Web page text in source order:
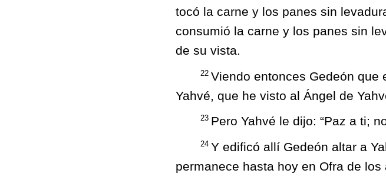
tocó la carne y los panes sin
consumió la carne y los panes sin
de su vista.
22 Viendo entonces Gedeón que
Yahvé, que he visto al Ángel de
23 Pero Yahvé le dijo: “Paz a ti;
24 Y edificó allí Gedeón altar a
permanece hasta hoy en Ofra de los